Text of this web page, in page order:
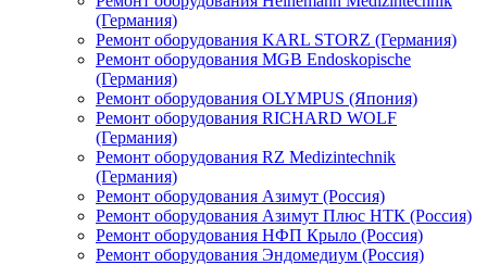
(Германия)
Ремонт оборудования KARL STORZ (Германия)
Ремонт оборудования MGB Endoskopische
(Германия)
Ремонт оборудования OLYMPUS (Япония)
Ремонт оборудования RICHARD WOLF
(Германия)
Ремонт оборудования RZ Medizintechnik
(Германия)
Ремонт оборудования Азимут (Россия)
Ремонт оборудования Азимут Плюс НТК (Россия)
Ремонт оборудования НФП Крыло (Россия)
Ремонт оборудования Эндомедиум (Россия)